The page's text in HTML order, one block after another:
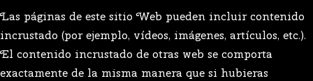
Las páginas de este sitio Web pueden incluir contenido
incrustado (por ejemplo, vídeos, imágenes, artículos, etc.).
El contenido incrustado de otras web se comporta
exactamente de la misma manera que si hubieras